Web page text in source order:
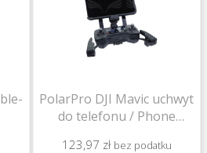
PolarPro DJI Mavic uchwyt
do telefonu / Phone
123,97 zł bez podatku